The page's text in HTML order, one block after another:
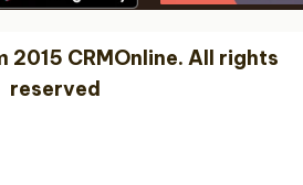
CRMOnline. All rights
reserved